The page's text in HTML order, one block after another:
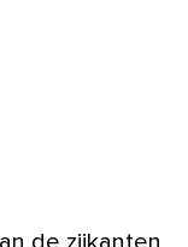
de zijkanten